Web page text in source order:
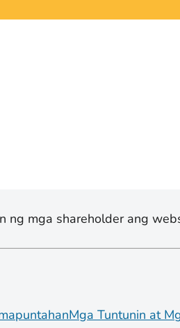
ng mga shareholder ang
Mga Tuntunin at